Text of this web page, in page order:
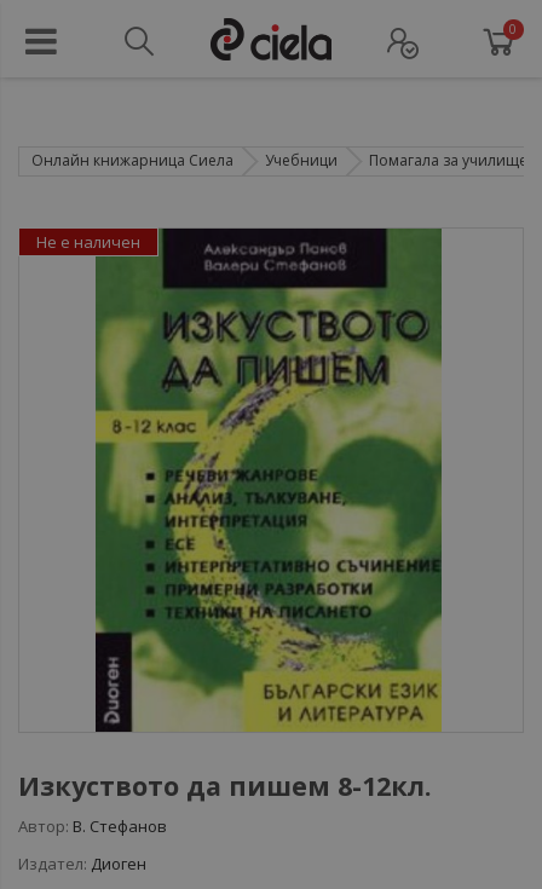
0
Онлайн книжарница Сиела Учебници Помагала за училище
Изкуството да пишем 8-12кл.
Автор: В. Стефанов
Издател: Диоген
Не е наличен